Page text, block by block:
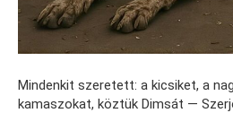
Mindenkit szeretett: a kicsiket, a
kamaszokat, köztük Dimsát —